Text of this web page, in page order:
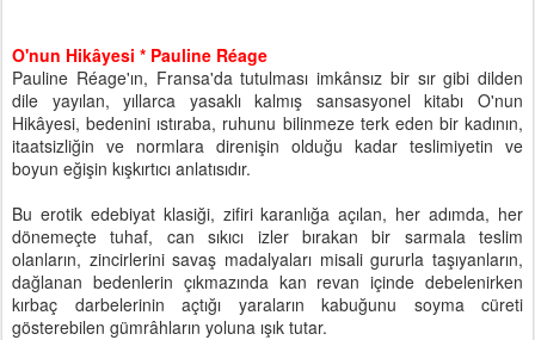
O'nun Hikâyesi * Pauline Réage
Pauline Réage'ın, Fransa'da tutulması imkânsız bir sır gibi dilden
dile yayılan, yıllarca yasaklı kalmış sansasyonel kitabı O'nun
Hikâyesi, bedenini ıstıraba, ruhunu bilinmeze terk eden bir kadının,
itaatsizliğin ve normlara direnişin olduğu kadar teslimiyetin ve
boyun eğişin kışkırtıcı anlatısıdır.
Bu erotik edebiyat klasiği, zifiri karanlığa açılan, her adımda, her
dönemeçte tuhaf, can sıkıcı izler bırakan bir sarmala teslim
olanların, zincirlerini savaş madalyaları misali gururla taşıyanların,
dağlanan bedenlerin çıkmazında kan revan içinde debelenirken
kırbaç darbelerinin açtığı yaraların kabuğunu soyma cüreti
gösterebilen gümrâhların yoluna ışık tutar.